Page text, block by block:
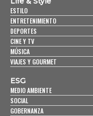
ESTILO
ENTRETENIMIENTO
DEPORTES
CINE Y TV
MÚSICA
VIAJES Y GOURMET
ESG
MEDIO AMBIENTE
SOCIAL
GOBERNANZA